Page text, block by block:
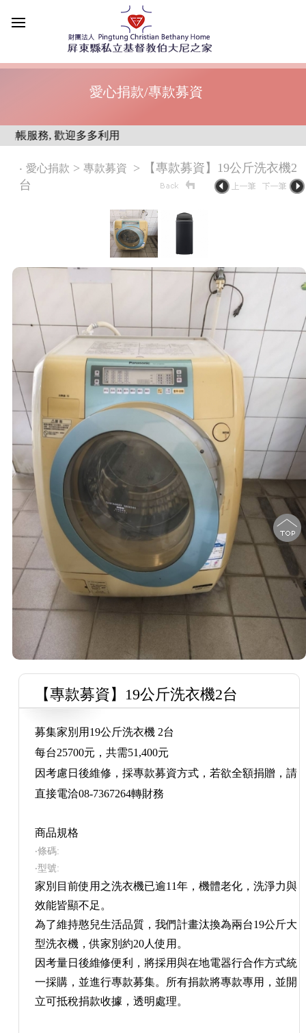
愛心捐款/專款募資
服務, 歡迎多多利用
‧ 愛心捐款 > 專款募資
> 【專款募資】19公斤洗衣機2
台
【專款募資】19公斤洗衣機2台
募集家別用19公斤洗衣機 2台
每台25700元，共需51,400元
因考慮日後維修，採專款募資方式，若欲全額捐贈，請
直接電洽08-7367264轉財務
商品規格
‧條碼:
‧型號:
家別目前使用之洗衣機已逾11年，機體老化，洗淨力與
效能皆顯不足。
為了維持憨兒生活品質，我們計畫汰換為兩台19公斤大
型洗衣機，供家別約20人使用。
因考量日後維修便利，將採用與在地電器行合作方式統
一採購，並進行專款募集。所有捐款將專款專用，並開
立可抵稅捐款收據，透明處理。